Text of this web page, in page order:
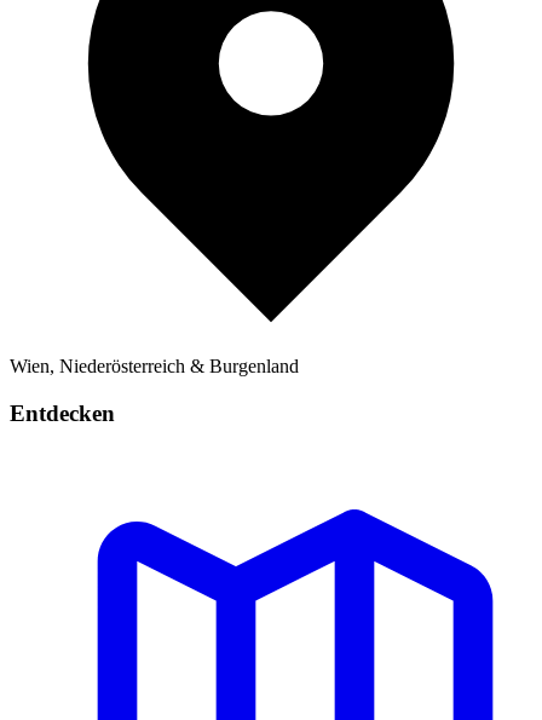
Wien, Niederösterreich & Burgenland
Entdecken